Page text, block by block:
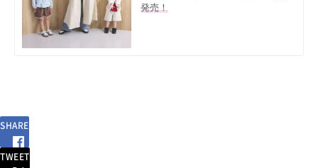
発売！
SHARE
TWEET